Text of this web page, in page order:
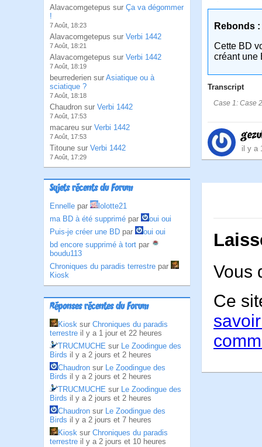
Alavacomgetepus sur Ça va dégommer
!
7 Août, 18:23
Alavacomgetepus sur Verbi 1442
7 Août, 18:21
Alavacomgetepus sur Verbi 1442
7 Août, 18:19
beurrederien sur Asiatique ou à
sciatique ?
7 Août, 18:18
Chaudron sur Verbi 1442
7 Août, 17:53
macareu sur Verbi 1442
7 Août, 17:53
Titoune sur Verbi 1442
7 Août, 17:29
Sujets récents du Forum
Ennelle par
lolotte21
ma BD à été supprimé par
oui oui
Puis-je créer une BD par
oui oui
bd encore supprimé à tort par
boudu113
Chroniques du paradis terrestre par
Kiosk
Réponses récentes du Forum
Kiosk sur Chroniques du paradis
terrestre il y a 1 jour et 22 heures
TRUCMUCHE sur Le Zoodingue des
Birds il y a 2 jours et 2 heures
Chaudron sur Le Zoodingue des
Birds il y a 2 jours et 2 heures
TRUCMUCHE sur Le Zoodingue des
Birds il y a 2 jours et 2 heures
Chaudron sur Le Zoodingue des
Birds il y a 2 jours et 7 heures
Kiosk sur Chroniques du paradis
terrestre il y a 2 jours et 10 heures
Rebonds :
Cette BD
créant une
Transcript
Case 1: Case
il y a
Vous
Ce